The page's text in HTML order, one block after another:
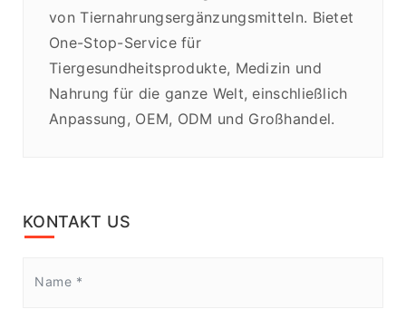
von Tiernahrungsergänzungsmitteln. Bietet
One-Stop-Service für
Tiergesundheitsprodukte, Medizin und
Nahrung für die ganze Welt, einschließlich
Anpassung, OEM, ODM und Großhandel.
KONTAKT US